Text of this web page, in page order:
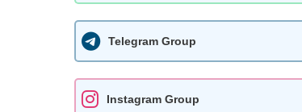
Telegram Group
Instagram Group